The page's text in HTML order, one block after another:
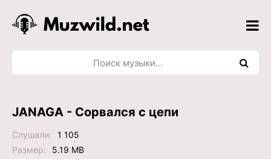
JANAGA - Сорвался с цепи
Слушали:
1 105
Размер:
5.19 MB